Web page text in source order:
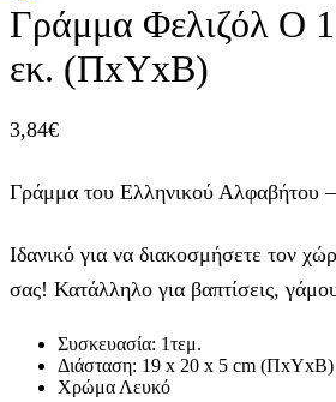
Γράμμα Φελιζόλ Ο
εκ. (ΠxΥxΒ)
3,84€
Γράμμα του Ελληνικού Αλφαβήτου
Ιδανικό για να διακοσμήσετε τον
σας! Κατάλληλο για βαπτίσεις,
Συσκευασία: 1τεμ.
Διάσταση: 19 x 20 x 5 cm (ΠxΥxΒ)
Χρώμα Λευκό